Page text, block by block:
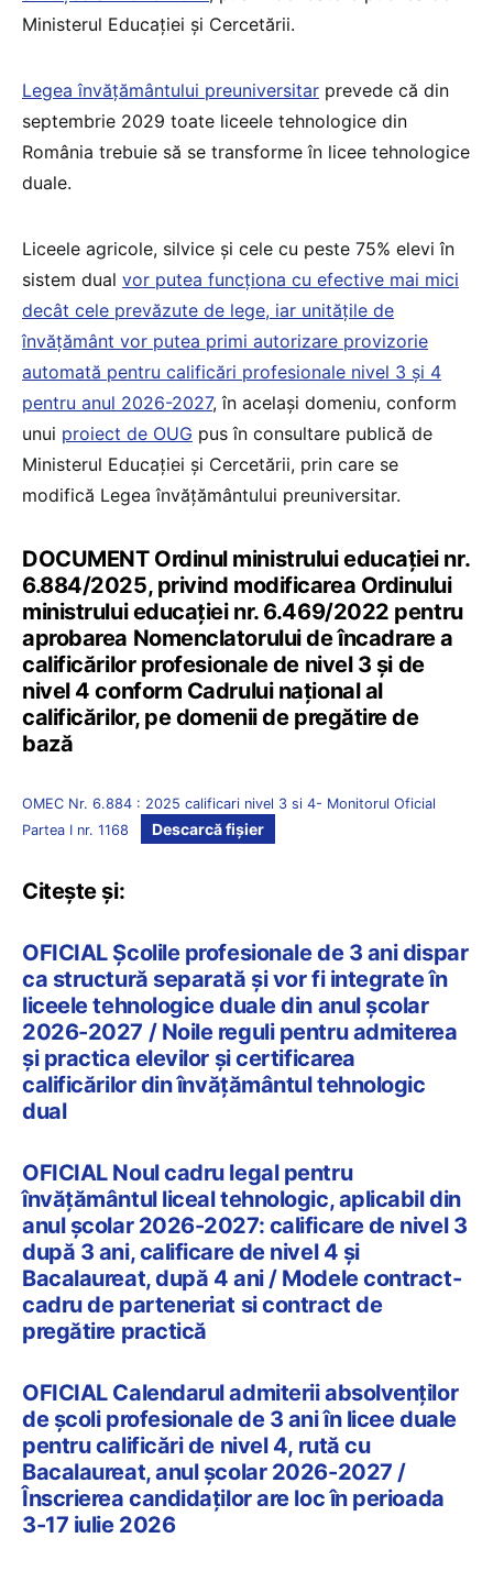
Ministerul Educației și Cercetării.
Legea învățământului preuniversitar prevede că din
septembrie 2029 toate liceele tehnologice din
România trebuie să se transforme în licee tehnologice
duale.
Liceele agricole, silvice și cele cu peste 75% elevi în
sistem dual vor putea funcționa cu efective mai mici
decât cele prevăzute de lege, iar unitățile de
învățământ vor putea primi autorizare provizorie
automată pentru calificări profesionale nivel 3 și 4
pentru anul 2026-2027, în același domeniu, conform
unui proiect de OUG pus în consultare publică de
Ministerul Educației și Cercetării, prin care se
modifică Legea învățământului preuniversitar.
DOCUMENT Ordinul ministrului educației nr.
6.884/2025, privind modificarea Ordinului
ministrului educației nr. 6.469/2022 pentru
aprobarea Nomenclatorului de încadrare a
calificărilor profesionale de nivel 3 și de
nivel 4 conform Cadrului național al
calificărilor, pe domenii de pregătire de
bază
OMEC Nr. 6.884 : 2025 calificari nivel 3 si 4- Monitorul Oficial
Partea I nr. 1168
Descarcă fișier
Citește și:
OFICIAL Școlile profesionale de 3 ani dispar
ca structură separată și vor fi integrate în
liceele tehnologice duale din anul școlar
2026-2027 / Noile reguli pentru admiterea
și practica elevilor și certificarea
calificărilor din învățământul tehnologic
dual
OFICIAL Noul cadru legal pentru
învățământul liceal tehnologic, aplicabil din
anul școlar 2026-2027: calificare de nivel 3
după 3 ani, calificare de nivel 4 și
Bacalaureat, după 4 ani / Modele contract-
cadru de parteneriat si contract de
pregătire practică
OFICIAL Calendarul admiterii absolvenților
de școli profesionale de 3 ani în licee duale
pentru calificări de nivel 4, rută cu
Bacalaureat, anul școlar 2026-2027 /
Înscrierea candidaților are loc în perioada
3-17 iulie 2026